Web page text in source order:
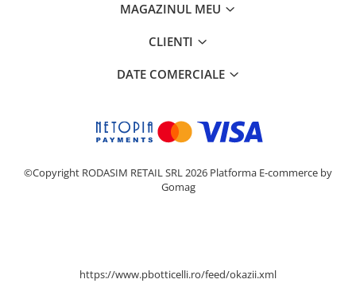
MAGAZINUL MEU
CLIENTI
DATE COMERCIALE
©Copyright RODASIM RETAIL SRL 2026 Platforma E-commerce by
Gomag
https://www.pbotticelli.ro/feed/okazii.xml